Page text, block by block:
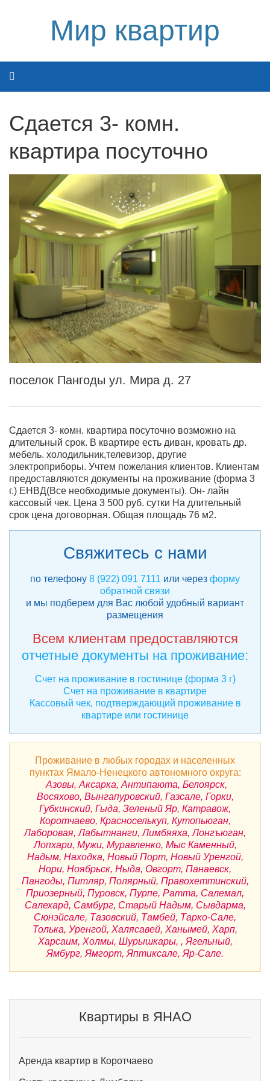
Мир квартир
Сдается 3- комн.
квартира посуточно
поселок Пангоды ул. Мира д. 27
Сдается 3- комн. квартира посуточно возможно на
длительный срок. В квартире есть диван, кровать др.
мебель. холодильник,телевизор, другие
электроприборы. Учтем пожелания клиентов. Клиентам
предоставляются документы на проживание (форма 3
г.) ЕНВД(Все необходимые документы). Он- лайн
кассовый чек. Цена 3 500 руб. сутки На длительный
срок цена договорная. Общая площадь 76 м2.
Свяжитесь с нами
по телефону 8 (922) 091 7111 или через форму
обратной связи
и мы подберем для Вас любой удобный вариант
размещения
Всем клиентам предоставляются
отчетные документы на проживание:
Счет на проживание в гостинице (форма 3 г)
Счет на проживание в квартире
Кассовый чек, подтверждающий проживание в
квартире или гостинице
Проживание в любых городах и населенных
пунктах Ямало-Ненецкого автономного округа:
Азовы, Аксарка, Антипаюта, Белоярск,
Восяхово, Вынгапуровский, Газсале, Горки,
Губкинский, Гыда, Зеленый Яр, Катравож,
Коротчаево, Красноселькуп, Кутопьюган,
Лаборовая, Лабытнанги, Лимбяяха, Лонгъюган,
Лопхари, Мужи, Муравленко, Мыс Каменный,
Надым, Находка, Новый Порт, Новый Уренгой,
Нори, Ноябрьск, Ныда, Овгорт, Панаевск,
Пангоды, Питляр, Полярный, Правохеттинский,
Приозерный, Пуровск, Пурпе, Ратта, Салемал,
Салехард, Самбург, Старый Надым, Сывдарма,
Сюнэйсале, Тазовский, Тамбей, Тарко-Сале,
Толька, Уренгой, Халясавей, Ханымей, Харп,
Харсаим, Холмы, Шурышкары, , Ягельный,
Ямбург, Ямгорт, Яптиксале, Яр-Сале.
Квартиры в ЯНАО
Аренда квартир в Коротчаево